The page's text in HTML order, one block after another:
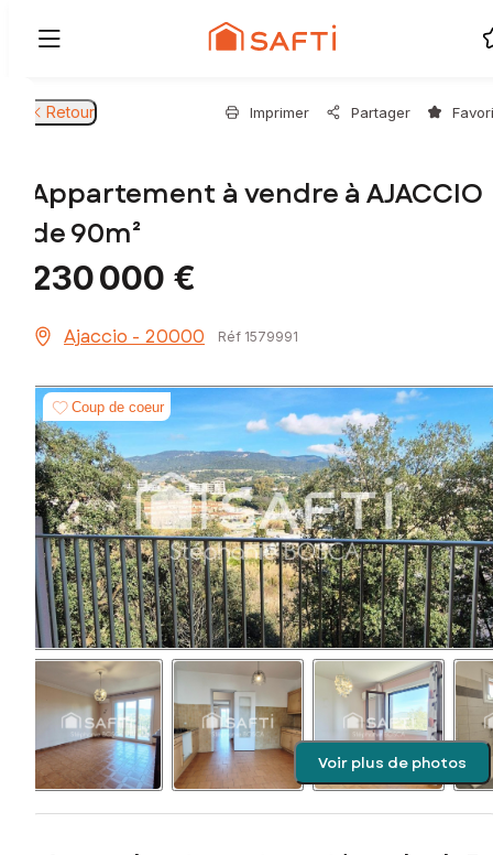
Retour Imprimer Partager
Appartement à vendre à AJACCIO
de 90m²
230 000 €
Ajaccio - 20000 Réf 1579991
Coup de coeur
Voir plus de photos